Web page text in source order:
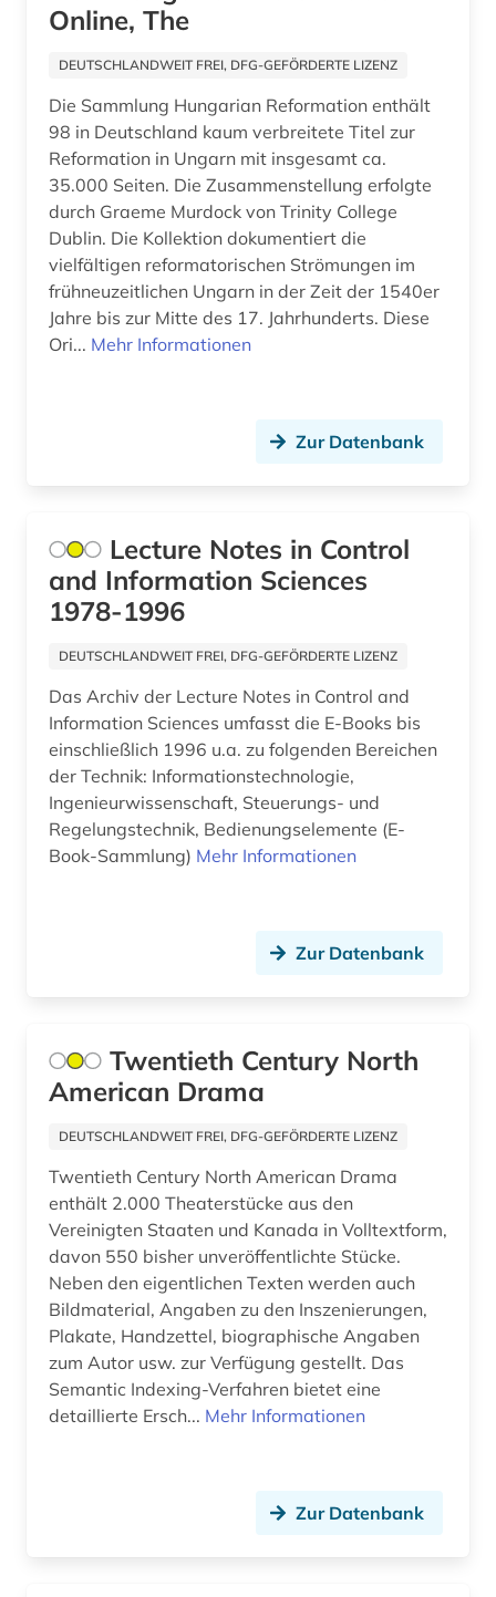
antisemitismus (1)
antisemitismusforschung (1)
anwendungssoftware (1)
anästhesie (1)
apologetik (1)
arabische staaten (1)
arabischer frühling (1)
arbeiterbewegung (1)
arbeitnehmervertretung (1)
arbeitsbedingungen und -politik (1)
arbeitsfeld (1)
arbeitsmarkt (2)
arbeitsmarktpolitik (1)
arbeitsmedizin (2)
arbeitsplanung (1)
arbeitsrecht (4)
arbeitsschutz (4)
arbeitssicherheit (2)
arbeitstherapie (1)
architekt (1)
Ostasien (3)
Osteuropa (18)
Ostmitteleuropa (8)
Palaestina (2)
Polen (11)
Portugal (7)
Rheinland-Pfalz (4)
Schleswig-Holstein (4)
Schweden (53)
Schweiz (25)
Serbien (7)
Skandinavien (5)
Suedasien (5)
Thueringen (5)
Tschechische Republik (20)
Tuerkei (6)
USA (46)
Ukraine (7)
Online, The
DEUTSCHLANDWEIT FREI, DFG-GEFÖRDERTE LIZENZ
Die Sammlung Hungarian Reformation enthält
98 in Deutschland kaum verbreitete Titel zur
Reformation in Ungarn mit insgesamt ca.
35.000 Seiten. Die Zusammenstellung erfolgte
durch Graeme Murdock von Trinity College
Dublin. Die Kollektion dokumentiert die
vielfältigen reformatorischen Strömungen im
frühneuzeitlichen Ungarn in der Zeit der 1540er
Jahre bis zur Mitte des 17. Jahrhunderts. Diese
Ori... Mehr Informationen
Zur Datenbank
Lecture Notes in Control
and Information Sciences
1978-1996
DEUTSCHLANDWEIT FREI, DFG-GEFÖRDERTE LIZENZ
Das Archiv der Lecture Notes in Control and
Information Sciences umfasst die E-Books bis
einschließlich 1996 u.a. zu folgenden Bereichen
der Technik: Informationstechnologie,
Ingenieurwissenschaft, Steuerungs- und
Regelungstechnik, Bedienungselemente (E-
Book-Sammlung) Mehr Informationen
Zur Datenbank
Twentieth Century North
American Drama
DEUTSCHLANDWEIT FREI, DFG-GEFÖRDERTE LIZENZ
Twentieth Century North American Drama
enthält 2.000 Theaterstücke aus den
Vereinigten Staaten und Kanada in Volltextform,
davon 550 bisher unveröffentlichte Stücke.
Neben den eigentlichen Texten werden auch
Bildmaterial, Angaben zu den Inszenierungen,
Plakate, Handzettel, biographische Angaben
zum Autor usw. zur Verfügung gestellt. Das
Semantic Indexing-Verfahren bietet eine
detaillierte Ersch... Mehr Informationen
Zur Datenbank